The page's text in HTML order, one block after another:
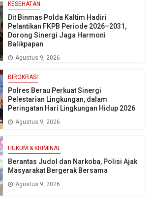
KESEHATAN
Dit Binmas Polda Kaltim Hadiri
Pelantikan FKPB Periode 2026–2031,
Dorong Sinergi Jaga Harmoni
Balikpapan
Agustus 9, 2026
BIROKRASI
Polres Berau Perkuat Sinergi
Pelestarian Lingkungan, dalam
Peringatan Hari Lingkungan Hidup 2026
Agustus 9, 2026
HUKUM & KRIMINAL
Berantas Judol dan Narkoba, Polisi Ajak
Masyarakat Bergerak Bersama
Agustus 9, 2026